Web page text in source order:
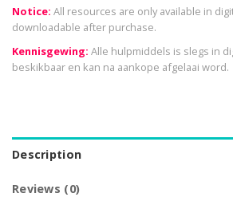
Notice: All resources are only available in
downloadable after purchase.
Kennisgewing: Alle hulpmiddels is slegs in
beskikbaar en kan na aankope afgelaai word.
Description
Reviews (0)